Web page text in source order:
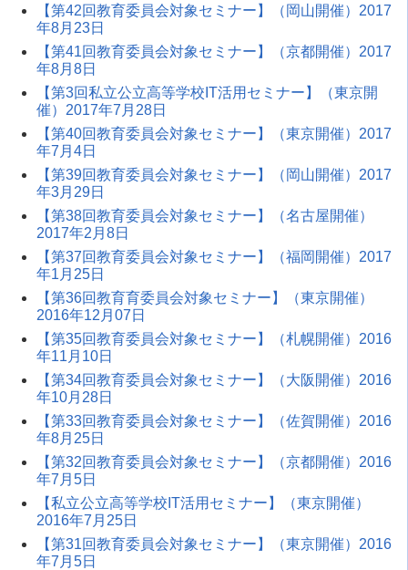
【第42回教育委員会対象セミナー】（岡山開催）2017
年8月23日
【第41回教育委員会対象セミナー】（京都開催）2017
年8月8日
【第3回私立公立高等学校IT活用セミナー】（東京開
催）2017年7月28日
【第40回教育委員会対象セミナー】（東京開催）2017
年7月4日
【第39回教育委員会対象セミナー】（岡山開催）2017
年3月29日
【第38回教育委員会対象セミナー】（名古屋開催）
2017年2月8日
【第37回教育委員会対象セミナー】（福岡開催）2017
年1月25日
【第36回教育育委員会対象セミナー】（東京開催）
2016年12月07日
【第35回教育委員会対象セミナー】（札幌開催）2016
年11月10日
【第34回教育委員会対象セミナー】（大阪開催）2016
年10月28日
【第33回教育委員会対象セミナー】（佐賀開催）2016
年8月25日
【第32回教育委員会対象セミナー】（京都開催）2016
年7月5日
【私立公立高等学校IT活用セミナー】（東京開催）
2016年7月25日
【第31回教育委員会対象セミナー】（東京開催）2016
年7月5日